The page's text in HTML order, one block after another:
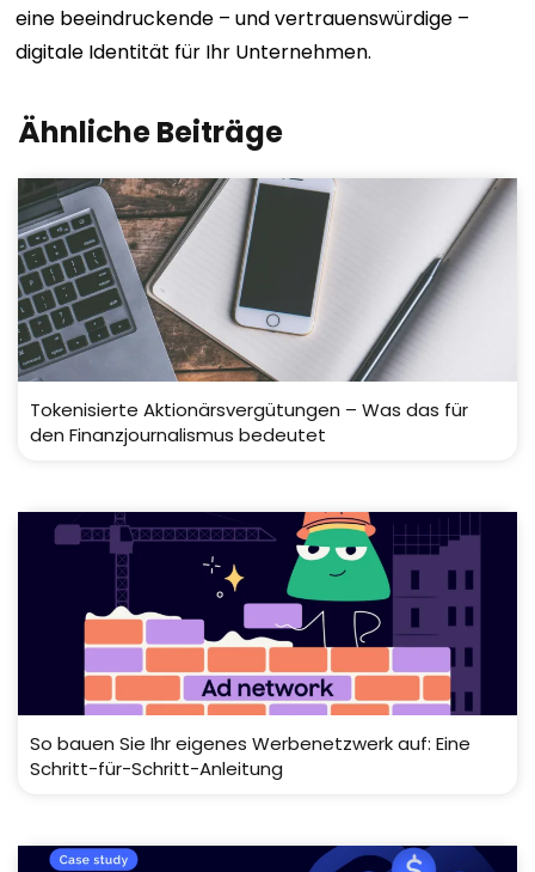
eine beeindruckende – und vertrauenswürdige –
digitale Identität für Ihr Unternehmen.
Ähnliche Beiträge
Tokenisierte Aktionärsvergütungen – Was das für
den Finanzjournalismus bedeutet
So bauen Sie Ihr eigenes Werbenetzwerk auf: Eine
Schritt-für-Schritt-Anleitung